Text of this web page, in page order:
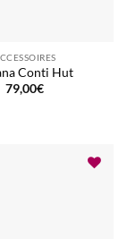
Conti Hut
79,00€